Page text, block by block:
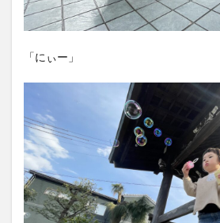
「にぃー」